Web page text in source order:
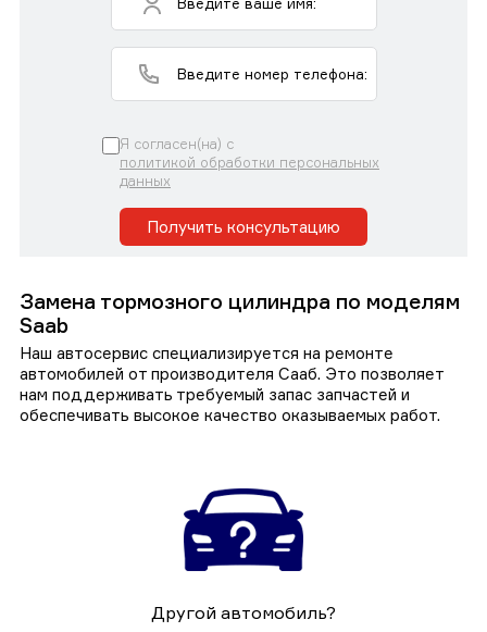
Я согласен(на) с
политикой обработки персональных
данных
Получить консультацию
Замена тормозного цилиндра по моделям
Saab
Наш автосервис специализируется на ремонте
автомобилей от производителя Сааб. Это позволяет
нам поддерживать требуемый запас запчастей и
обеспечивать высокое качество оказываемых работ.
Другой автомобиль?